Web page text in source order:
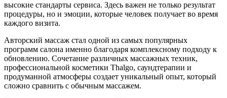
высокие стандарты сервиса. Здесь важен не только результат
процедуры, но и эмоции, которые человек получает во время
каждого визита.
Авторский массаж стал одной из самых популярных
программ салона именно благодаря комплексному подходу к
обновлению. Сочетание различных массажных техник,
профессиональной косметики Thalgo, саундтерапии и
продуманной атмосферы создает уникальный опыт, который
сложно сравнить с обычным массажем.